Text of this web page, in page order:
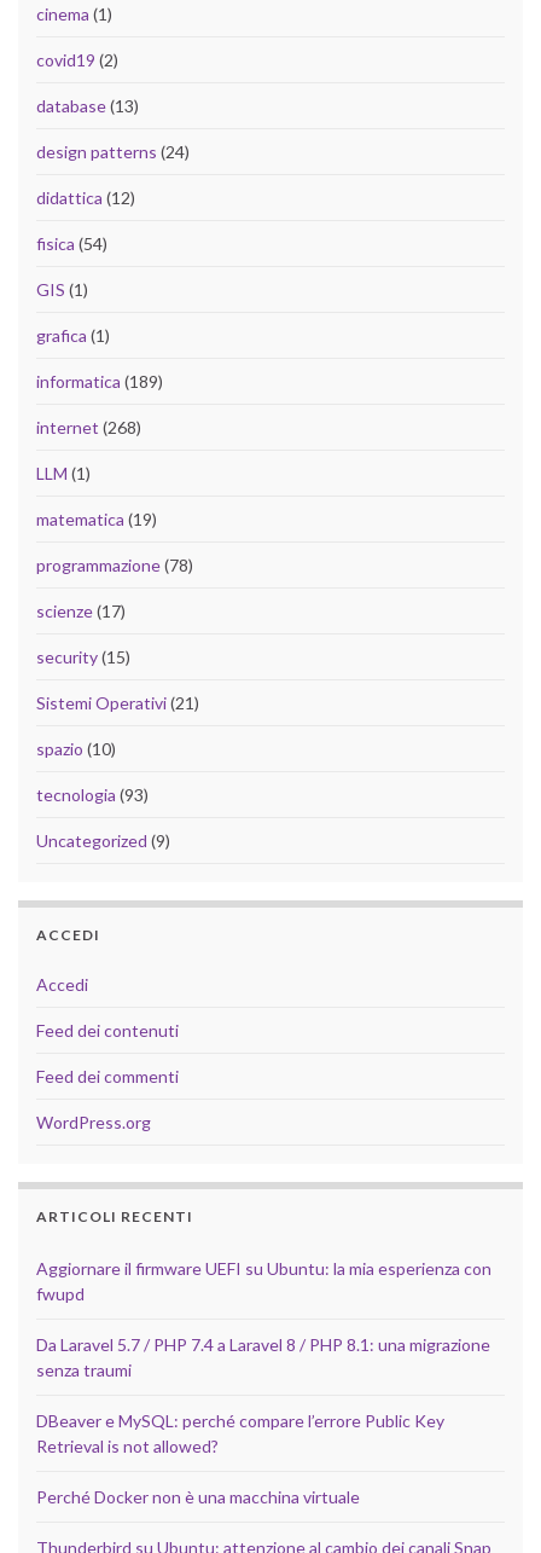
cinema (1)
covid19 (2)
database(13)
design patterns (24)
didattica (12)
fisica (54)
GIS (1)
grafica (1)
informatica (189)
internet (268)
LLM (1)
matematica (19)
programmazione(78)
scienze(17)
security(15)
Sistemi Operativi(21)
spazio (10)
tecnologia (93)
Uncategorized (9)
ACCEDI
Accedi
Feed dei contenuti
Feed dei commenti
WordPress.org
ARTICOLI RECENTI
Aggiornare il firmware UEFI su Ubuntu: la mia esperienza con
fwupd
Da Laravel 5.7 / PHP 7.4 a Laravel 8 / PHP 8.1: una migrazione
senza traumi
DBeaver e MySQL: perché compare l’errore Public Key
Retrieval is not allowed?
Perché Docker non è una macchina virtuale
Thunderbird su Ubuntu: attenzione al cambio dei canali Snap